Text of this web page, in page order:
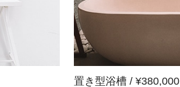
置き型浴槽 / ¥380,000